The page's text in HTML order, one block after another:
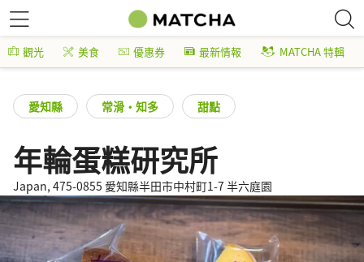
觀光 美食 優惠券 最新情報 MATCHA 特輯
愛知縣 常滑・知多 甜點
年輪蛋糕研究所
Japan, 475-0855 愛知縣半田市中村町1-7 半六庭園